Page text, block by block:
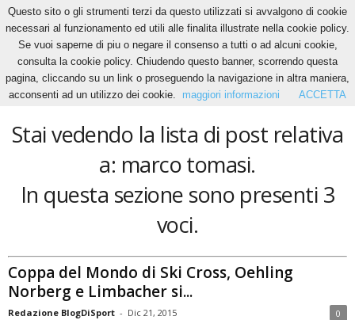
Home Tags Marco tomasi
marco tomasi
Stai vedendo la lista di post relativa
a: marco tomasi.
In questa sezione sono presenti 3
voci.
Coppa del Mondo di Ski Cross, Oehling
Norberg e Limbacher si...
Redazione BlogDiSport - Dic 21, 2015 0
Questo sito o gli strumenti terzi da questo utilizzati si avvalgono di cookie
necessari al funzionamento ed utili alle finalita illustrate nella cookie policy.
Se vuoi saperne di piu o negare il consenso a tutti o ad alcuni cookie,
consulta la cookie policy. Chiudendo questo banner, scorrendo questa
pagina, cliccando su un link o proseguendo la navigazione in altra maniera,
acconsenti ad un utilizzo dei cookie.
maggiori informazioni ACCETTA